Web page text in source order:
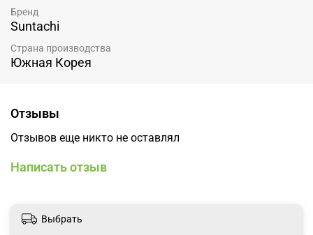
Бренд
Suntachi
Страна производства
Южная Корея
Отзывы
Отзывов еще никто не оставлял
Написать отзыв
Выбрать